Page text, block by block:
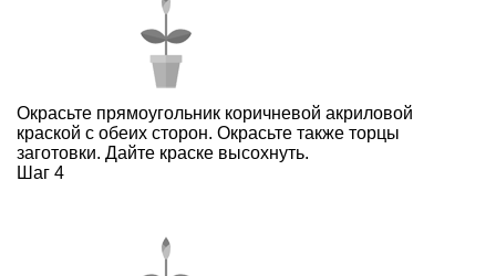
Окрасьте прямоугольник коричневой акриловой
краской с обеих сторон. Окрасьте также торцы
заготовки. Дайте краске высохнуть.
Шаг 4